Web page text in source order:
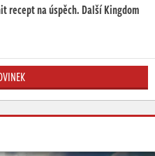
recept na úspěch. Další Kingdom